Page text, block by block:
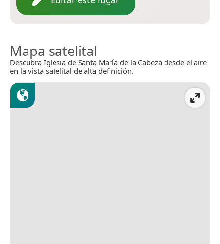
Mapa satelital
Descubra Iglesia de Santa María de la Cabeza desde el aire
en la vista satelital de alta definición.